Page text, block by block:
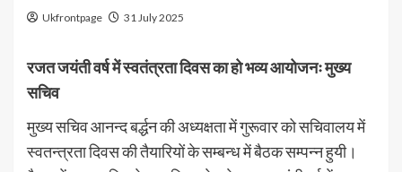
Ukfrontpage 31 July 2025
रजत जयंती वर्ष में स्वतंत्रता दिवस का हो भव्य आयोजनः मुख्य
सचिव
मुख्य सचिव आनन्द बर्द्धन की अध्यक्षता में गुरूवार को सचिवालय में
स्वतन्त्रता दिवस की तैयारियों के सम्बन्ध में बैठक सम्पन्न हुयी।